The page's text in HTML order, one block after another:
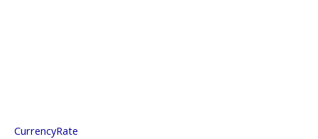
CurrencyRate